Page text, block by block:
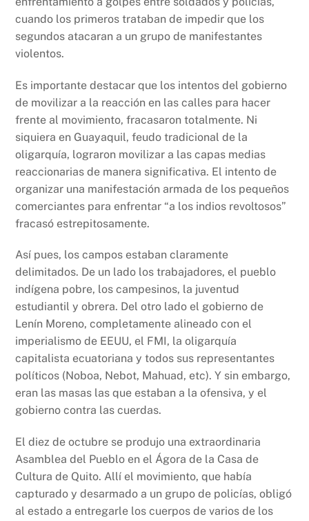
cuando los primeros trataban de impedir que los
segundos atacaran a un grupo de manifestantes
violentos.
Es importante destacar que los intentos del gobierno
de movilizar a la reacción en las calles para hacer
frente al movimiento, fracasaron totalmente. Ni
siquiera en Guayaquil, feudo tradicional de la
oligarquía, lograron movilizar a las capas medias
reaccionarias de manera significativa. El intento de
organizar una manifestación armada de los pequeños
comerciantes para enfrentar “a los indios revoltosos”
fracasó estrepitosamente.
Así pues, los campos estaban claramente
delimitados. De un lado los trabajadores, el pueblo
indígena pobre, los campesinos, la juventud
estudiantil y obrera. Del otro lado el gobierno de
Lenín Moreno, completamente alineado con el
imperialismo de EEUU, el FMI, la oligarquía
capitalista ecuatoriana y todos sus representantes
políticos (Noboa, Nebot, Mahuad, etc). Y sin embargo,
eran las masas las que estaban a la ofensiva, y el
gobierno contra las cuerdas.
El diez de octubre se produjo una extraordinaria
Asamblea del Pueblo en el Ágora de la Casa de
Cultura de Quito. Allí el movimiento, que había
capturado y desarmado a un grupo de policías, obligó
al estado a entregarle los cuerpos de varios de los